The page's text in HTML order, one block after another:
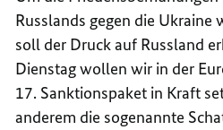
Russlands gegen die Ukraine
soll der Druck auf Russland
Dienstag wollen wir in der
17. Sanktionspaket in Kraft
anderem die sogenannte